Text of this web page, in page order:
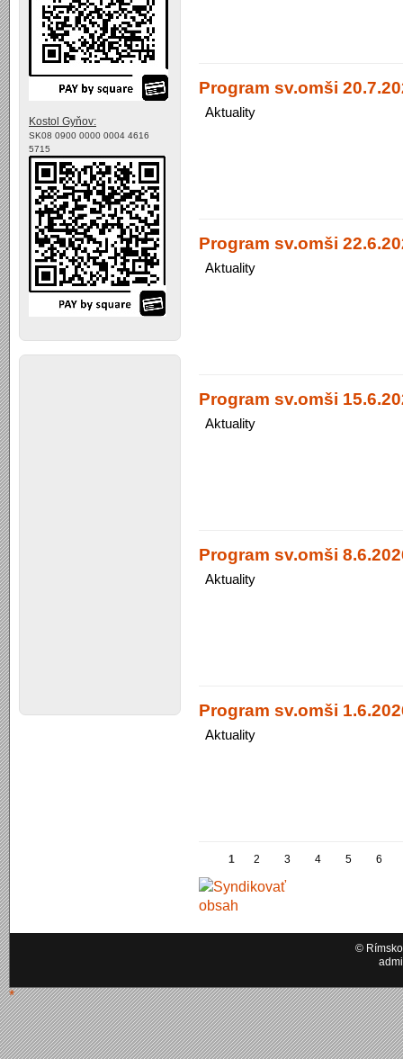
Program sv.omši
Aktuality
Program sv.omši
Aktuality
Program sv.omši
Aktuality
Program sv.omši
Aktuality
Program sv.omši
Aktuality
1 2 3 4 5 6
Kostol Gyňov:
SK08 0900 0000 0004 4616
5715
©
*